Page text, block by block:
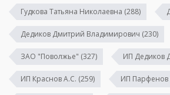
Гудкова Татьяна Николаевна (288)
Дедиков Дмитрий Владимирович (230)
ЗАО "Поволжье" (327) ИП Дедиков
ИП Краснов А.С. (259) ИП Парфенов